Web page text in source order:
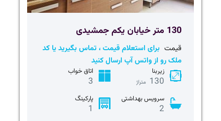
130 متر خیابان یکم جمشیدی
قیمت برای استعلام قیمت ، تماس بگیرید یا کد
ملک رو از واتس آپ ارسال کنید
زیربنا
130 متراژ
اتاق خواب
3
سرویس بهداشتی
2
پارکینگ
1